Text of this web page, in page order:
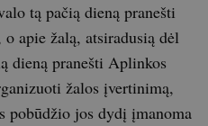
tą pačią dieną pranešti
apie žalą, atsiradusią dėl
dieną pranešti Aplinkos
žalos įvertinimą,
pobūdžio jos dydį įmanoma